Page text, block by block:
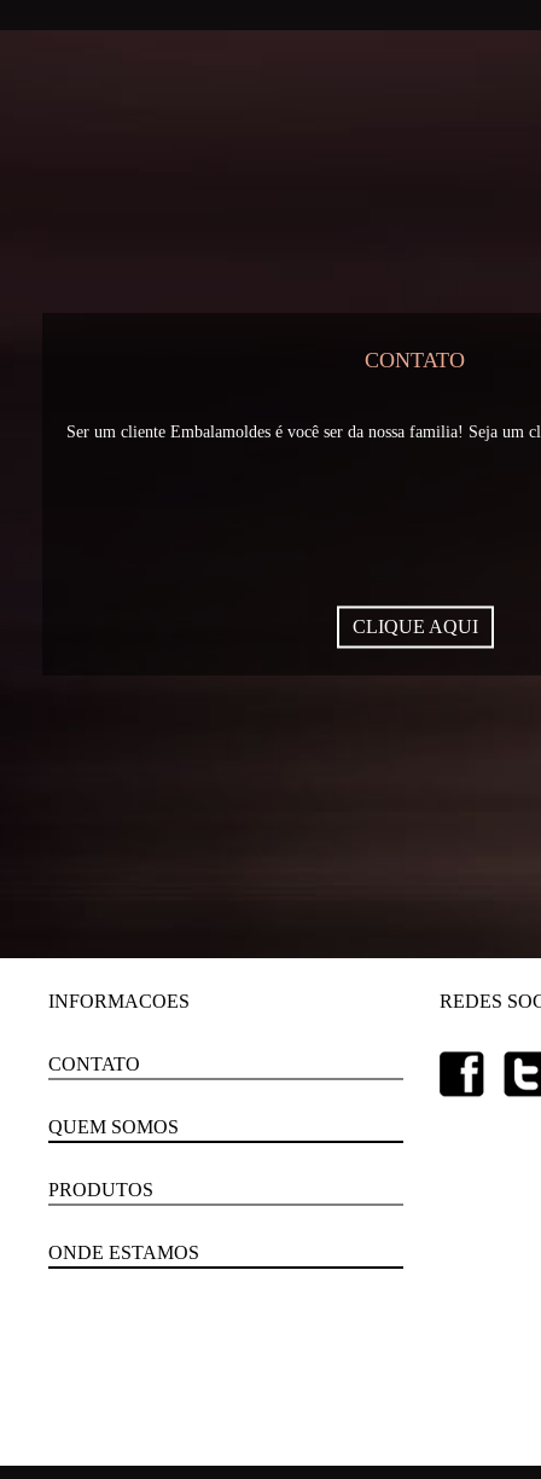
CONTATO
Ser um cliente Embalamoldes é você ser da nossa familia! Seja um
CLIQUE AQUI
INFORMACOES
CONTATO
QUEM SOMOS
PRODUTOS
ONDE ESTAMOS
REDES